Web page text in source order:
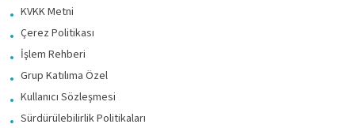
KVKK Metni
Çerez Politikası
İşlem Rehberi
Grup Katılıma Özel
Kullanıcı Sözleşmesi
Sürdürülebilirlik Politikaları